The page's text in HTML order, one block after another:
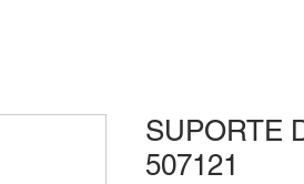
SUPORTE
507121